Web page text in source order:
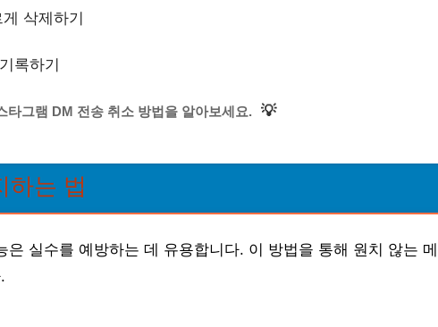
삭제하기
록하기
타그램 DM 전송 취소 방법을 알아보세요. 💡
하는 법
은 실수를 예방하는 데 유용합니다. 이 방법을 통해 원치 않는 메